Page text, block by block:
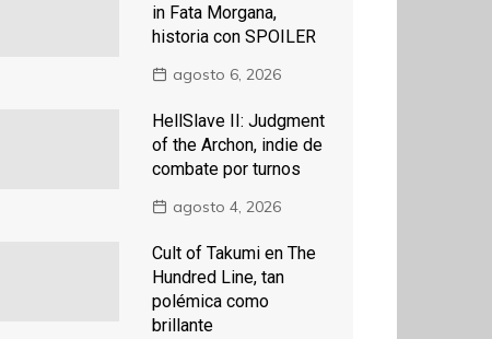
in Fata Morgana,
historia con SPOILER
agosto 6, 2026
HellSlave II: Judgment
of the Archon, indie de
combate por turnos
agosto 4, 2026
Cult of Takumi en The
Hundred Line, tan
polémica como
brillante